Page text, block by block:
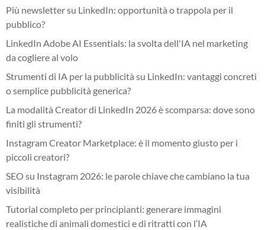
Più newsletter su LinkedIn: opportunità o trappola per il
pubblico?
LinkedIn Adobe AI Essentials: la svolta dell'IA nel marketing
da cogliere al volo
Strumenti di IA per la pubblicità su LinkedIn: vantaggi concreti
o semplice pubblicità generica?
La modalità Creator di LinkedIn 2026 è scomparsa: dove sono
finiti gli strumenti?
Instagram Creator Marketplace: è il momento giusto per i
piccoli creatori?
SEO su Instagram 2026: le parole chiave che cambiano la tua
visibilità
Tutorial completo per principianti: generare immagini
realistiche di animali domestici e di ritratti con l’IA